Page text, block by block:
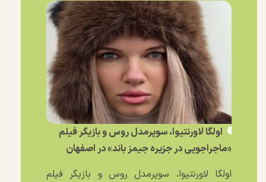
اولگا لاورنتیوا، سوپرمدل روس و بازیگر فیلم
«ماجراجویی در جزیره جیمز باند» در اصفهان
اولگا لاورنتیوا، سوپرمدل روس و بازیگر فیلم